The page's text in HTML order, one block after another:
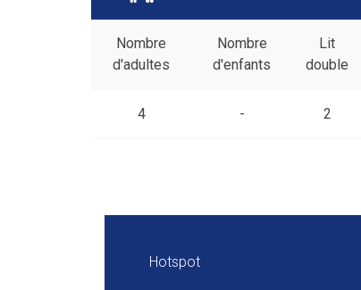
Nombre
d'adultes
Nombre
d'enfants
Lit
double
4 - 2
Hotspot